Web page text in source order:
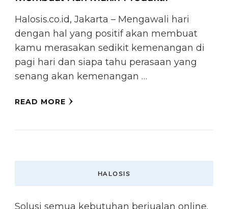
Halosis.co.id, Jakarta – Mengawali hari
dengan hal yang positif akan membuat
kamu merasakan sedikit kemenangan di
pagi hari dan siapa tahu perasaan yang
senang akan kemenangan …
READ MORE
HALOSIS
Solusi semua kebutuhan berjualan online.